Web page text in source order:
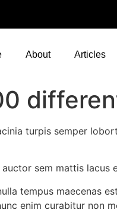
About Articles
turpis semper
sem mattis lacus
tempus maecenas
enim curabitur non